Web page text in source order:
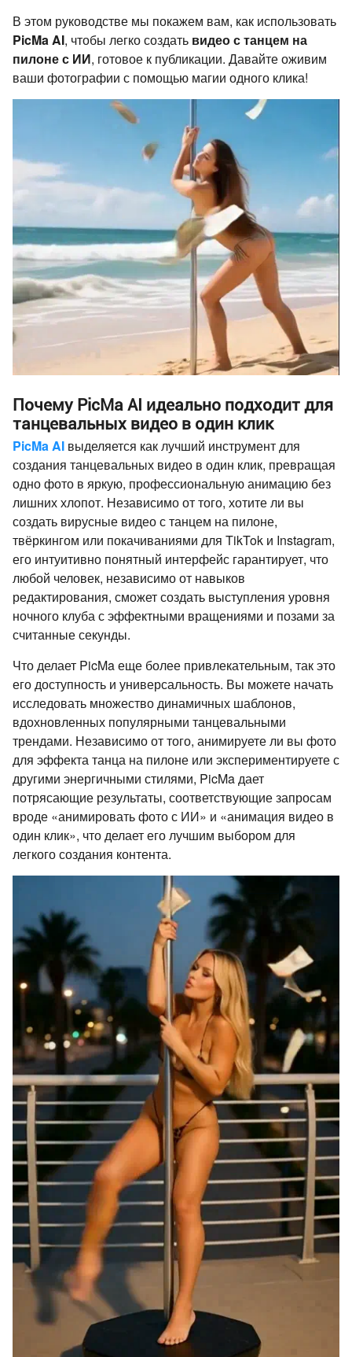
В этом руководстве мы покажем вам, как использовать
PicMa AI, чтобы легко создать видео с танцем на
пилоне с ИИ, готовое к публикации. Давайте оживим
ваши фотографии с помощью магии одного клика!
Почему PicMa AI идеально подходит для
танцевальных видео в один клик
PicMa AI выделяется как лучший инструмент для
создания танцевальных видео в один клик, превращая
одно фото в яркую, профессиональную анимацию без
лишних хлопот. Независимо от того, хотите ли вы
создать вирусные видео с танцем на пилоне,
твёркингом или покачиваниями для TikTok и Instagram,
его интуитивно понятный интерфейс гарантирует, что
любой человек, независимо от навыков
редактирования, сможет создать выступления уровня
ночного клуба с эффектными вращениями и позами за
считанные секунды.
Что делает PicMa еще более привлекательным, так это
его доступность и универсальность. Вы можете начать
исследовать множество динамичных шаблонов,
вдохновленных популярными танцевальными
трендами. Независимо от того, анимируете ли вы фото
для эффекта танца на пилоне или экспериментируете с
другими энергичными стилями, PicMa дает
потрясающие результаты, соответствующие запросам
вроде «анимировать фото с ИИ» и «анимация видео в
один клик», что делает его лучшим выбором для
легкого создания контента.